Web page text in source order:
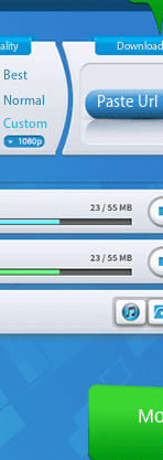
Best
Normal
Custom
Download
Paste Url